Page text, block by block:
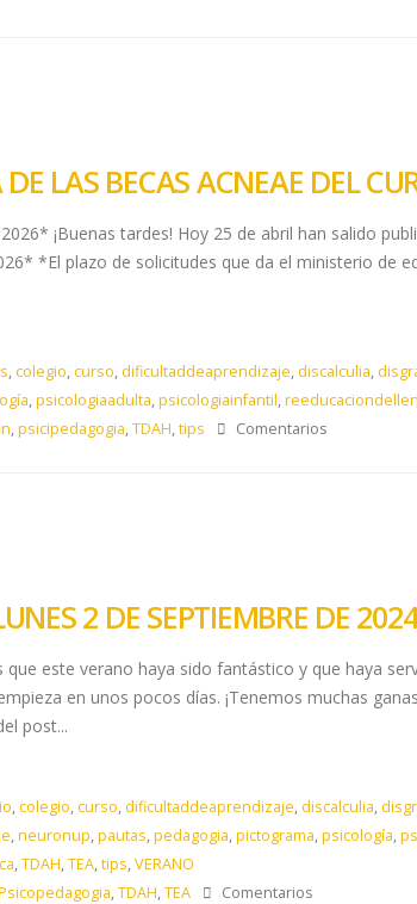
LAS BECAS ACNEAE DEL
2026* ¡Buenas tardes! Hoy 25 de abril han salido
*El plazo de solicitudes que da el ministerio de
,colegio,curso, dificultaddeaprendizaje, discalculia,
,psicologiaadulta,psicologiainfantil,
,psicipedagogia,TDAH,tips Comentarios
2 DE SEPTIEMBRE DE
este verano haya sido fantástico y que haya
en unos pocos días. ¡Tenemos muchas
post...
,colegio,curso, dificultaddeaprendizaje, discalculia,
,neuronup,pautas,pedagogia,pictograma,psicología,
,TDAH,TEA,tips,VERANO
,TDAH,TEA Comentarios